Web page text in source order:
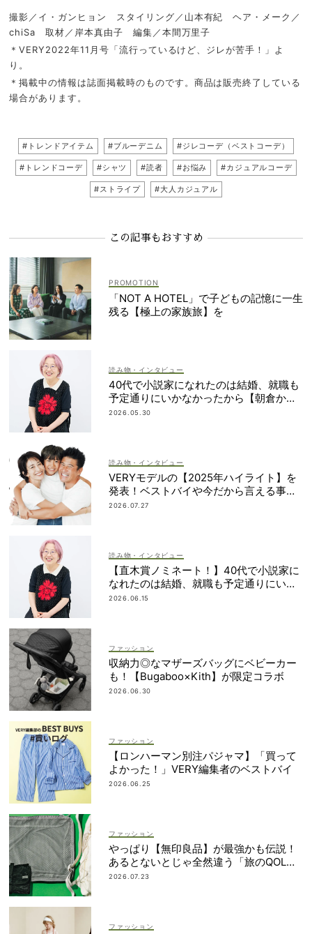
撮影／イ・ガンヒョン スタイリング／山本有紀 ヘア・メーク／
chiSa 取材／岸本真由子 編集／本間万里子
＊VERY2022年11月号「流行っているけど、ジレが苦手！」よ
り。
＊掲載中の情報は誌面掲載時のものです。商品は販売終了している
場合があります。
#トレンドアイテム #ブルーデニム #ジレコーデ（ベストコーデ）
#トレンドコーデ #シャツ #読者 #お悩み #カジュアルコーデ
#ストライプ #大人カジュアル
この記事もおすすめ
「NOT A HOTEL」で子どもの記憶に一生
残る【極上の家族旅】を
読み物・インタビュー
40代で小説家になれたのは結婚、就職も
予定通りにいかなかったから【朝倉かす
みさん】
2026.05.30
読み物・インタビュー
VERYモデルの【2025年ハイライト】を
発表！ベストバイや今だから言える事件
簿も大公開
2026.07.27
読み物・インタビュー
【直木賞ノミネート！】40代で小説家に
なれたのは結婚、就職も予定通りにいか
なかったから｜朝倉かすみさん
2026.06.15
ファッション
収納力◎なマザーズバッグにベビーカー
も！【Bugaboo×Kith】が限定コラボ
2026.06.30
ファッション
【ロンハーマン別注パジャマ】「買って
よかった！」VERY編集者のベストバイ
2026.06.25
ファッション
やっぱり【無印良品】が最強かも伝説！
あるとないとじゃ全然違う「旅のQOL爆
上げアイテム」
2026.07.23
ファッション